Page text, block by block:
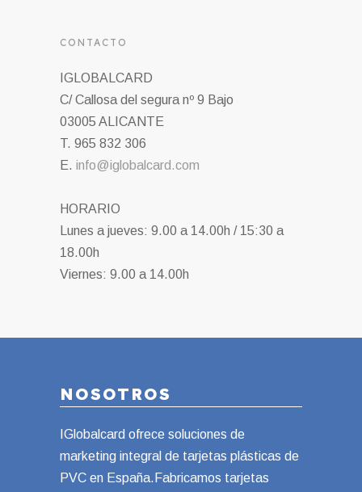
CONTACTO
IGLOBALCARD
C/ Callosa del segura nº 9 Bajo
03005 ALICANTE
T. 965 832 306
E. info@iglobalcard.com
HORARIO
Lunes a jueves: 9.00 a 14.00h / 15:30 a
18.00h
Viernes: 9.00 a 14.00h
NOSOTROS
IGlobalcard ofrece soluciones de
marketing integral de tarjetas plásticas de
PVC en España.Fabricamos tarjetas